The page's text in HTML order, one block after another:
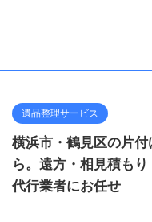
遺品整理サービス
横浜市・鶴見区の片
ら。遠方・相見積も
代行業者にお任せ